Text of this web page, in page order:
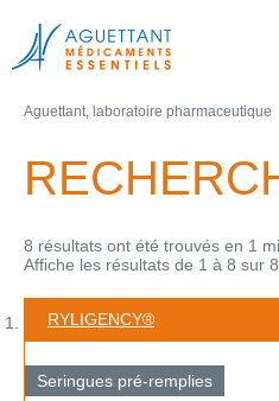
Aguettant, laboratoire pharmaceutique
8 résultats ont été trouvés en 1
Affiche les résultats de 1 à 8 sur
RYLIGENCY®
Seringues pré-remplies